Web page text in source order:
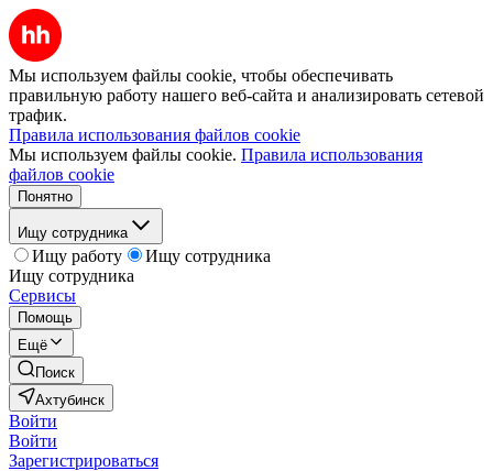
Мы используем файлы cookie, чтобы обеспечивать
правильную работу нашего веб-сайта и анализировать сетевой
трафик.
Правила использования файлов cookie
Мы используем файлы cookie. Правила использования
файлов cookie
Понятно
Ищу сотрудника
Ищу работу
Ищу сотрудника
Ищу сотрудника
Сервисы
Помощь
Ещё
Поиск
Ахтубинск
Войти
Войти
Зарегистрироваться